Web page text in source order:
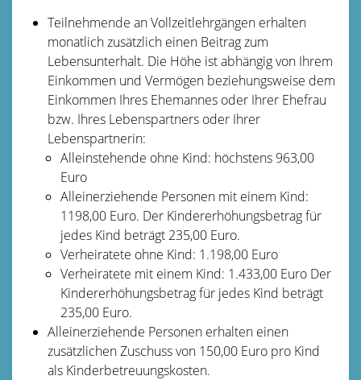
Teilnehmende an Vollzeitlehrgängen erhalten
monatlich zusätzlich einen Beitrag zum
Lebensunterhalt. Die Höhe ist abhängig von Ihrem
Einkommen und Vermögen beziehungsweise dem
Einkommen Ihres Ehemannes oder Ihrer Ehefrau
bzw. Ihres Lebenspartners oder Ihrer
Lebenspartnerin:
Alleinstehende ohne Kind: höchstens 963,00
Euro
Alleinerziehende Personen mit einem Kind:
1198,00 Euro. Der Kindererhöhungsbetrag für
jedes Kind beträgt 235,00 Euro.
Verheiratete ohne Kind: 1.198,00 Euro
Verheiratete mit einem Kind: 1.433,00 Euro Der
Kindererhöhungsbetrag für jedes Kind beträgt
235,00 Euro.
Alleinerziehende Personen erhalten einen
zusätzlichen Zuschuss von 150,00 Euro pro Kind
als Kinderbetreuungskosten.